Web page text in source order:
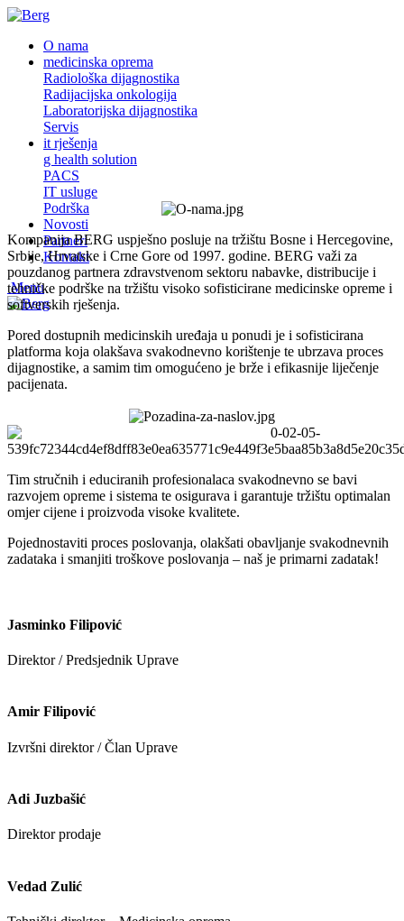
O nama
medicinska oprema
Radiološka dijagnostika
Radijacijska onkologija
Laboratorijska dijagnostika
Servis
it rješenja
g health solution
PACS
IT usluge
Podrška
Novosti
Partneri
Kontakt
Menu
Kompanija BERG uspješno posluje na tržištu Bosne i Hercegovine,
Srbije, Hrvatske i Crne Gore od 1997. godine. BERG važi za
pouzdanog partnera zdravstvenom sektoru nabavke, distribucije i
tehničke podrške na tržištu visoko sofisticirane medicinske opreme i
softverskih rješenja.
Pored dostupnih medicinskih uređaja u ponudi je i sofisticirana
platforma koja olakšava svakodnevno korištenje te ubrzava proces
dijagnostike, a samim tim omogućeno je brže i efikasnije liječenje
pacijenata.
Tim stručnih i educiranih profesionalaca svakodnevno se bavi
razvojem opreme i sistema te osigurava i garantuje tržištu optimalan
omjer cijene i proizvoda visoke kvalitete.
Pojednostaviti proces poslovanja, olakšati obavljanje svakodnevnih
zadataka i smanjiti troškove poslovanja – naš je primarni zadatak!
Jasminko Filipović
Direktor / Predsjednik Uprave
Amir Filipović
Izvršni direktor / Član Uprave
Adi Juzbašić
Direktor prodaje
Vedad Zulić